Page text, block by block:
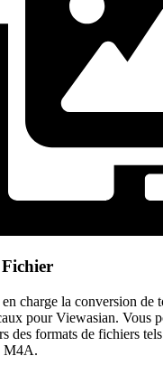
charge la conversion de
pour Viewasian. Vous
des formats de fichiers
M4A.